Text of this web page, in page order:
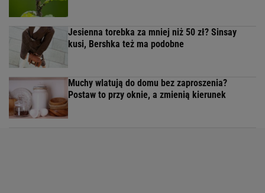
Jesienna torebka za mniej niż 50 zł? Sinsay
kusi, Bershka też ma podobne
Muchy wlatują do domu bez zaproszenia?
Postaw to przy oknie, a zmienią kierunek